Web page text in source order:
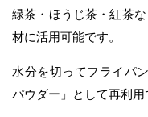
緑茶・ほうじ茶・紅茶
材に活用可能です。
水分を切ってフライパ
パウダー」として再利用